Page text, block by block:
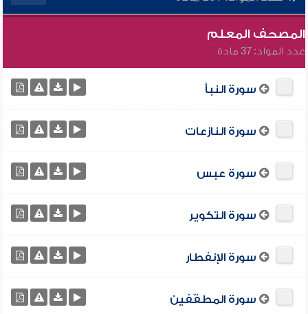
المصحف المعلم
عدد المواد: 37 مادة
سورة النبأ
سورة النازعات
سورة عبس
سورة التكوير
سورة الإنفطار
سورة المطفّفين